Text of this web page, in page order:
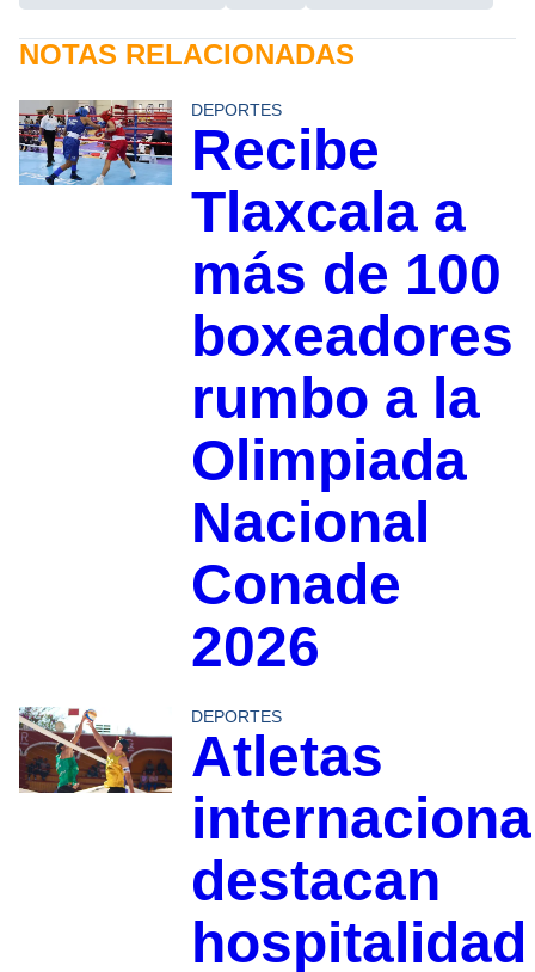
NOTAS RELACIONADAS
DEPORTES
Recibe
Tlaxcala a
más de 100
boxeadores
rumbo a la
Olimpiada
Nacional
Conade
2026
DEPORTES
Atletas
destacan
hospitalidad